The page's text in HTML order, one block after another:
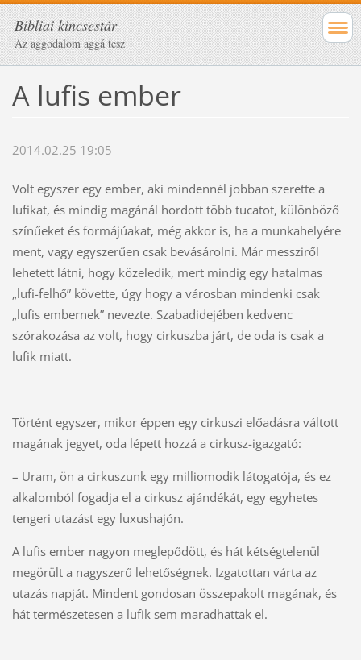
Bibliai kincsestár
Az aggodalom aggá tesz
A lufis ember
2014.02.25 19:05
Volt egyszer egy ember, aki mindennél jobban szerette a
lufikat, és mindig magánál hordott több tucatot, különböző
színűeket és formájúakat, még akkor is, ha a munkahelyére
ment, vagy egyszerűen csak bevásárolni. Már messziről
lehetett látni, hogy közeledik, mert mindig egy hatalmas
„lufi-felhő” követte, úgy hogy a városban mindenki csak
„lufis embernek” nevezte. Szabadidejében kedvenc
szórakozása az volt, hogy cirkuszba járt, de oda is csak a
lufik miatt.
Történt egyszer, mikor éppen egy cirkuszi előadásra váltott
magának jegyet, oda lépett hozzá a cirkusz-igazgató:
– Uram, ön a cirkuszunk egy milliomodik látogatója, és ez
alkalomból fogadja el a cirkusz ajándékát, egy egyhetes
tengeri utazást egy luxushajón.
A lufis ember nagyon meglepődött, és hát kétségtelenül
megörült a nagyszerű lehetőségnek. Izgatottan várta az
utazás napját. Mindent gondosan összepakolt magának, és
hát természetesen a lufik sem maradhattak el.